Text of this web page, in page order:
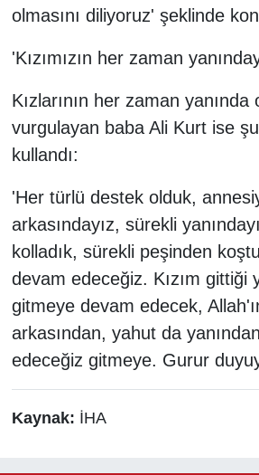
olmasını diliyoruz' şeklinde
'Kızımızın her zaman
Kızlarının her zaman yanında
vurgulayan baba Ali Kurt ise
kullandı:
'Her türlü destek olduk,
arkasındayız, sürekli
kolladık, sürekli peşinden
devam edeceğiz. Kızım gittiği
gitmeye devam edecek,
arkasından, yahut da
edeceğiz gitmeye. Gurur
Kaynak: İHA